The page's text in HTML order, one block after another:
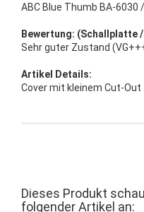
ABC Blue Thumb BA-6030
Bewertung: (Schallplatte
Sehr guter Zustand
Artikel Details:
Cover mit kleinem Cut-Out
Dieses Produkt
folgender Artikel an: